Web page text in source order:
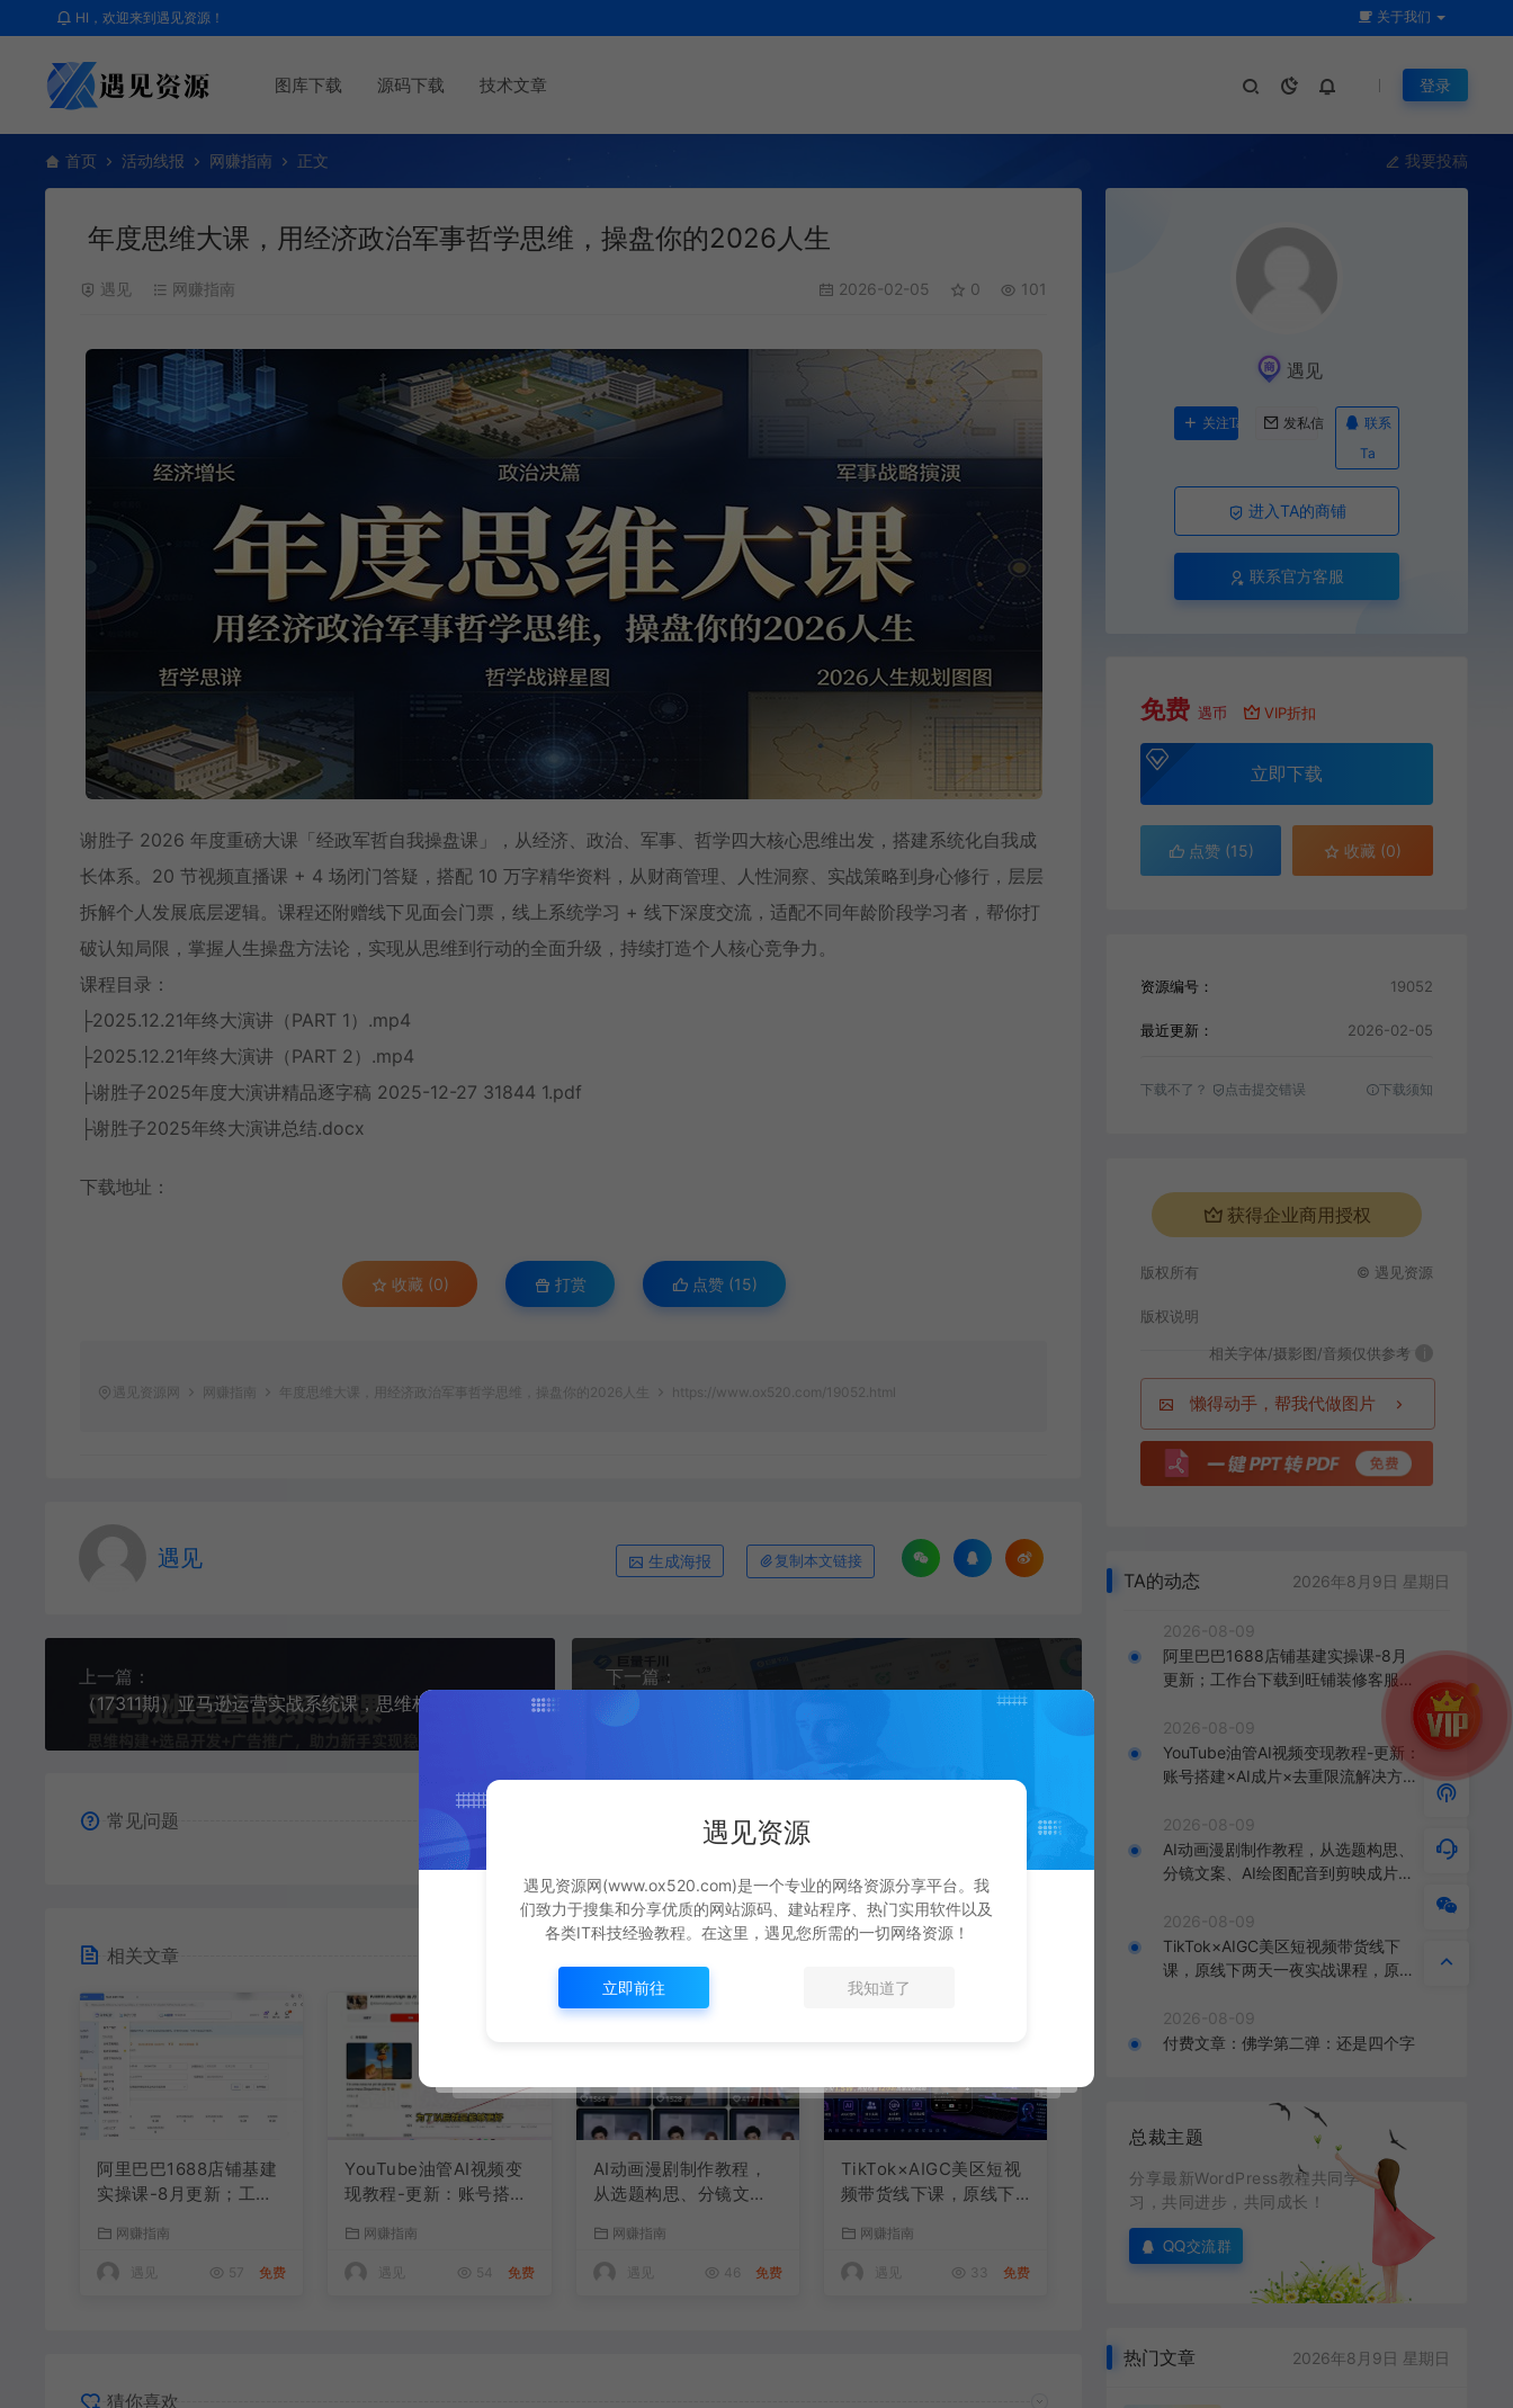
HI，欢迎来到遇见资源！ 关于我们
图库下载 源码下载 技术文章 登录
首页 活动线报 网赚指南 正文 我要投稿
年度思维大课，用经济政治军事哲学思维，操盘你的2026人生
遇见 网赚指南 2026-02-05 0 101
谢胜子 2026 年度重磅大课「经政军哲自我操盘课」，从经济、政治、军事、哲学四大核心思维出发，搭建系统化自我成
长体系。20 节视频直播课 + 4 场闭门答疑，搭配 10 万字精华资料，从财商管理、人性洞察、实战策略到身心修行，层层
拆解个人发展底层逻辑。课程还附赠线下见面会门票，线上系统学习 + 线下深度交流，适配不同年龄阶段学习者，帮你打
破认知局限，掌握人生操盘方法论，实现从思维到行动的全面升级，持续打造个人核心竞争力。
课程目录：
├2025.12.21年终大演讲（PART 1）.mp4
├2025.12.21年终大演讲（PART 2）.mp4
├谢胜子2025年度大演讲精品逐字稿 2025-12-27 31844 1.pdf
├谢胜子2025年终大演讲总结.docx
下载地址：
收藏 (0) 打赏 点赞 (15)
遇见资源网 网赚指南 年度思维大课，用经济政治军事哲学思维，操盘你的2026人生 https://www.ox520.com/19052.html
遇见 生成海报 复制本文链接
上一篇：
下一篇：
千川全域投放实战课：起号方法论，增量技巧，破解流量泛，提升投放ROI
常见问题
相关文章
阿里巴巴1688店铺基建
实操课-8月更新；工作
分流，手把手搞定开店
全部必备操作
网赚指南
遇见 57 免费
YouTube油管AI视频变
现教程-更新：账号搭建
方案×YPP变现×AI真人
生成×人物一致性
网赚指南
遇见 54 免费
AI动画漫剧制作教程，
从选题构思、分镜文
成片的完整创作流
网赚指南
遇见 46 免费
TikTok×AIGC美区短视
频带货线下课，原线下
价1.5W，完整收录12小
时高清授课视频
网赚指南
遇见 33 免费
猜你喜欢
遇见
关注Ta 发私信
联系
Ta
进入TA的商铺
联系官方客服
免费 遇币 VIP折扣
立即下载
点赞 (15) 收藏 (0)
资源编号： 19052
最近更新： 2026-02-05
下载不了？ 点击提交错误 下载须知
获得企业商用授权
版权所有 © 遇见资源
版权说明
相关字体/摄影图/音频仅供参考 i
懒得动手，帮我代做图片
TA的动态 2026年8月9日 星期日
2026-08-09
阿里巴巴1688店铺基建实操课-8月
更新；工作台下载到旺铺装修客服分
流，手把手搞定开店全部必备操作
2026-08-09
YouTube油管AI视频变现教程-更新：
账号搭建×AI成片×去重限流解决方案
2026-08-09
AI动画漫剧制作教程，从选题构思、
分镜文案、AI绘图配音到剪映成片的
2026-08-09
TikTok×AIGC美区短视频带货线下
课，原线下两天一夜实战课程，原价
2026-08-09
付费文章：佛学第二弹：还是四个字
总裁主题
分享最新WordPress教程共同学
习，共同进步，共同成长！
QQ交流群
热门文章 2026年8月9日 星期日
遇见资源
遇见资源网(www.ox520.com)是一个专业的网络资源分享平台。我
们致力于搜集和分享优质的网站源码、建站程序、热门实用软件以及
各类IT科技经验教程。在这里，遇见您所需的一切网络资源！
立即前往 我知道了